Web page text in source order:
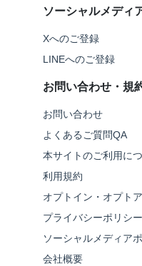
ソーシャルメディ
Xへのご登録
LINEへのご登録
お問い合わせ・規
お問い合わせ
よくあるご質問QA
本サイトのご利用に
利用規約
オプトイン・オプト
プライバシーポリシー
ソーシャルメディア
会社概要